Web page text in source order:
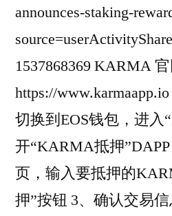
announces-staking-
1537868369 KARMA 官
https://
切换到EOS钱包，进入
开“KARMA抵押
页，输入要抵押的
押”按钮 3、确认交易